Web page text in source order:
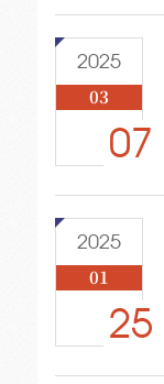
2025
03
07
2025
01
25